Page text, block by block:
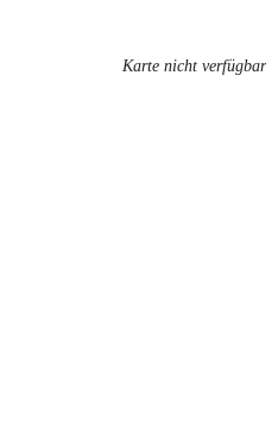
Karte nicht verfügbar